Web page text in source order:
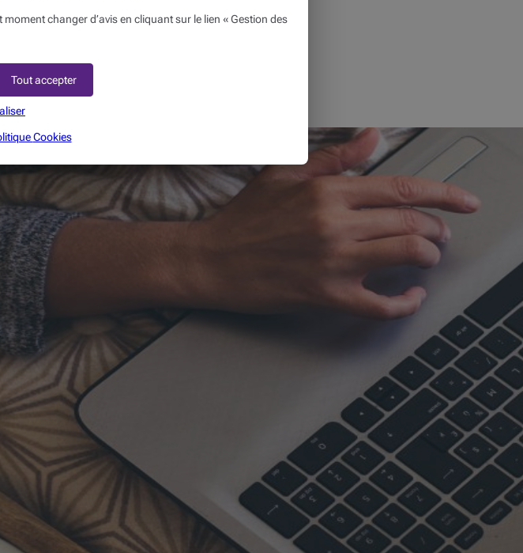
question de récession lorsque l’indicateur...
changer d’avis en cliquant sur le lien « Gestion des
Tout accepter
Cookies